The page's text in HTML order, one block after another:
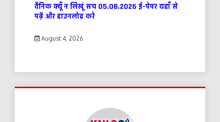
दैनिक क्यूँ न लिखूं सच 05.08.2026 ई-पेपर यहाँ से
पढ़ें और डाउनलोड करे
August 4, 2026